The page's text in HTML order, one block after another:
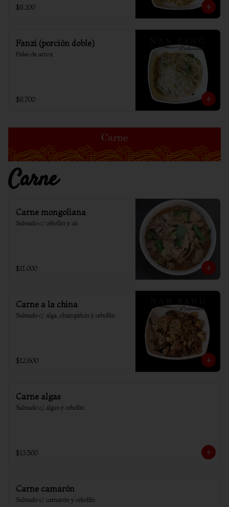
$8.200
Fanzi (porción doble)
Fideo de arroz
$8.700
Carne
Carne mongoliana
Salteado c/ cebollin y aji
$11.000
Carne a la china
Salteado c/ alga, champiñon y cebollin
$12.600
Carne algas
Salteado c/ algas y cebollin
$13.500
Carne camarón
Salteado c/ camarón y cebollín